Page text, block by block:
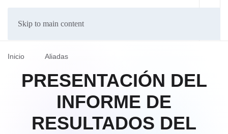
Skip to main content
Inicio Aliadas
PRESENTACIÓN DEL
INFORME DE
RESULTADOS DEL